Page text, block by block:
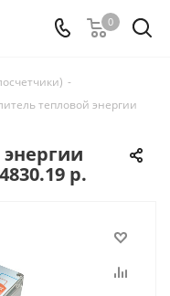
0
-
тепловой энергии
р.